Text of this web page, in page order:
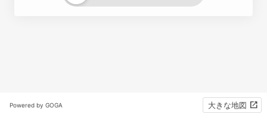
Powered by GOGA 大きな地図